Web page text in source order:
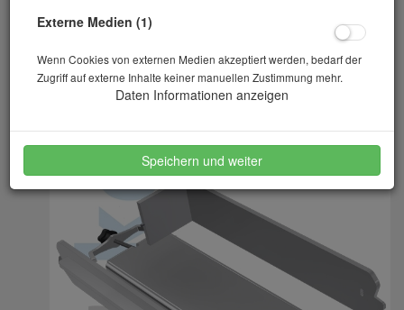
Externe Medien (1)
Wenn Cookies von externen Medien akzeptiert werden, bedarf der
Zugriff auf externe Inhalte keiner manuellen Zustimmung mehr.
Daten Informationen anzeigen
Speichern und weiter